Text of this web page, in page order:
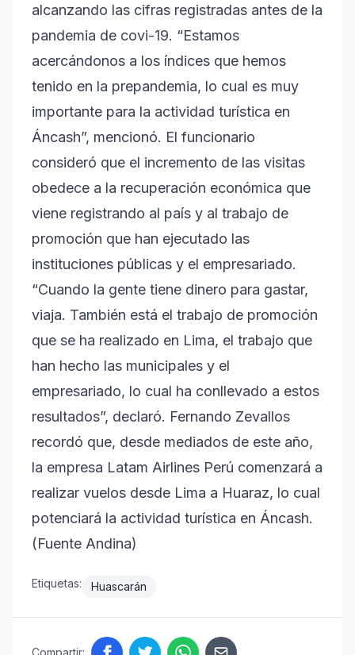
alcanzando las cifras registradas antes de la
pandemia de covi-19. “Estamos
acercándonos a los índices que hemos
tenido en la prepandemia, lo cual es muy
importante para la actividad turística en
Áncash”, mencionó. El funcionario
consideró que el incremento de las visitas
obedece a la recuperación económica que
viene registrando al país y al trabajo de
promoción que han ejecutado las
instituciones públicas y el empresariado.
“Cuando la gente tiene dinero para gastar,
viaja. También está el trabajo de promoción
que se ha realizado en Lima, el trabajo que
han hecho las municipales y el
empresariado, lo cual ha conllevado a estos
resultados”, declaró. Fernando Zevallos
recordó que, desde mediados de este año,
la empresa Latam Airlines Perú comenzará a
realizar vuelos desde Lima a Huaraz, lo cual
potenciará la actividad turística en Áncash.
(Fuente Andina)
Etiquetas: Huascarán
Compartir: